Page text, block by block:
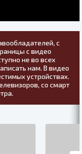
с
с видео
не во всех
нам. В видео
устройствах.
со смарт